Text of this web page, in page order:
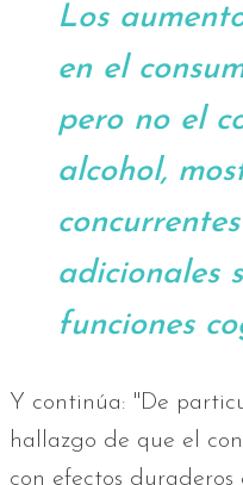
Los
en el
pero no el
alcohol,
adicionales
funciones
Y continúa: "De
hallazgo de que el
con efectos